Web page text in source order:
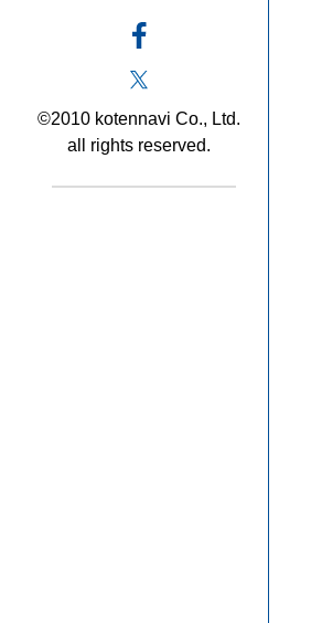
©2010 kotennavi Co., Ltd.
all rights reserved.